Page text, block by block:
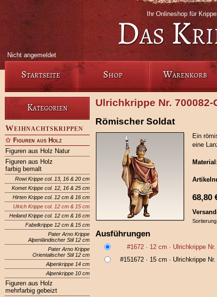
Ihr Onlineshop für
Das
Nicht angemeldet
Startseite Shop Warenkorb
Kategorien
Weihnachtskrippen
Figuren aus Holz
Figuren aus Holz Natur
Figuren aus Holz
farbig bemalt
Rowi Krippe col. 13, 16 & 20 cm
Komet Krippe col. 12, 16 & 25 cm
Hirten Krippe col. 12 cm & 16 cm
Ulrich Krippe col. 12 cm & 15 cm
Heiland Krippe col. 12 cm & 16 cm
Fabelkrippe 12 cm & 15 cm
Pater Arno Krippe
Alpenländischer Stil 12 cm
Pater Arno Krippe
Orientalischer Stil 12 cm
Alpenkrippe 14 cm
Alpenkrippe 10 cm
Figuren aus Holz
mehrfarbig gebeizt
Ulrichkrippe Nr.
Römischer Soldat
Ein
eine
68,80
Ausführungen
#1672 · 12 cm · Ulrichkrippe Nr.
#151672 · 15 cm · Ulrichkrippe Nr.